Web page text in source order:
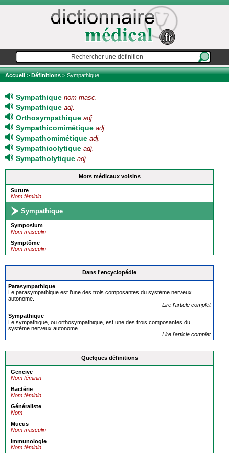
Accueil>Définitions> Sympathique
Mots médicaux voisins
Suture
Nom féminin
Sympathique
Symposium
Nom masculin
Symptôme
Nom masculin
Dans l'encyclopédie
Parasympathique
Le parasympathique est l’une des trois composantes du système nerveux
autonome.
Lire l'article complet
Sympathique
Le sympathique, ou orthosympathique, est une des trois composantes du
système nerveux autonome.
Lire l'article complet
Quelques définitions
Gencive
Nom féminin
Bactérie
Nom féminin
Généraliste
Nom
Mucus
Nom masculin
Immunologie
Nom féminin
Sympathique nom masc.
Sympathique adj.
Orthosympathique adj.
Sympathicomimétique adj.
Sympathomimétique adj.
Sympathicolytique adj.
Sympatholytique adj.